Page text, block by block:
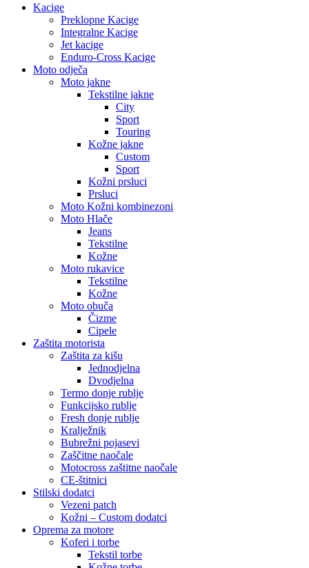
Kacige
Preklopne Kacige
Integralne Kacige
Jet kacige
Enduro-Cross Kacige
Moto odječa
Moto jakne
Tekstilne jakne
City
Sport
Touring
Kožne jakne
Custom
Sport
Kožni prsluci
Prsluci
Moto Kožni kombinezoni
Moto Hlače
Jeans
Tekstilne
Kožne
Moto rukavice
Tekstilne
Kožne
Moto obuča
Čizme
Cipele
Zaštita motorista
Zaštita za kišu
Jednodjelna
Dvodjelna
Termo donje rublje
Funkcijsko rublje
Fresh donje rublje
Kralježnik
Bubrežni pojasevi
Zaščitne naočale
Motocross zaštitne naočale
CE-štitnici
Stilski dodatci
Vezeni patch
Kožni – Custom dodatci
Oprema za motore
Koferi i torbe
Tekstil torbe